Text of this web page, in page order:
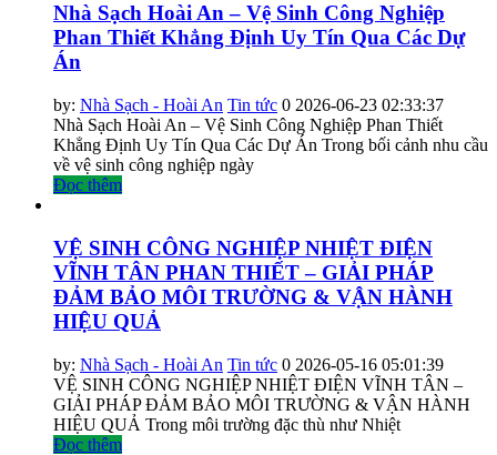
Nhà Sạch Hoài An – Vệ Sinh Công Nghiệp
Phan Thiết Khẳng Định Uy Tín Qua Các Dự
Án
by: Nhà Sạch - Hoài An Tin tức 0 2026-06-23 02:33:37
Nhà Sạch Hoài An – Vệ Sinh Công Nghiệp Phan Thiết
Khẳng Định Uy Tín Qua Các Dự Án Trong bối cảnh nhu cầu
về vệ sinh công nghiệp ngày
Đọc thêm
VỆ SINH CÔNG NGHIỆP NHIỆT ĐIỆN
VĨNH TÂN PHAN THIẾT – GIẢI PHÁP
ĐẢM BẢO MÔI TRƯỜNG & VẬN HÀNH
HIỆU QUẢ
by: Nhà Sạch - Hoài An Tin tức 0 2026-05-16 05:01:39
VỆ SINH CÔNG NGHIỆP NHIỆT ĐIỆN VĨNH TÂN –
GIẢI PHÁP ĐẢM BẢO MÔI TRƯỜNG & VẬN HÀNH
HIỆU QUẢ Trong môi trường đặc thù như Nhiệt
Đọc thêm